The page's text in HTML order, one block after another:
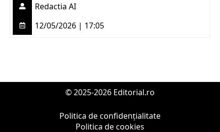
Redactia AI
12/05/2026 | 17:05
© 2025-2026 Editorial.ro
Politica de confidențialitate
Politica de cookies